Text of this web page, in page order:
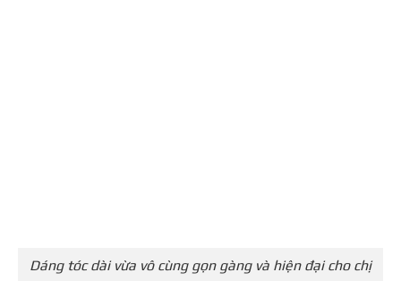
Dáng tóc dài vừa vô cùng gọn gàng và hiện đại cho chị